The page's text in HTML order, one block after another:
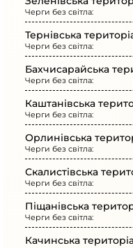
Черги без світла:
Тернівська
Черги без світла:
Черги без світла:
Черги без світла:
Черги без світла:
Черги без світла:
Черги без світла:
Качинська